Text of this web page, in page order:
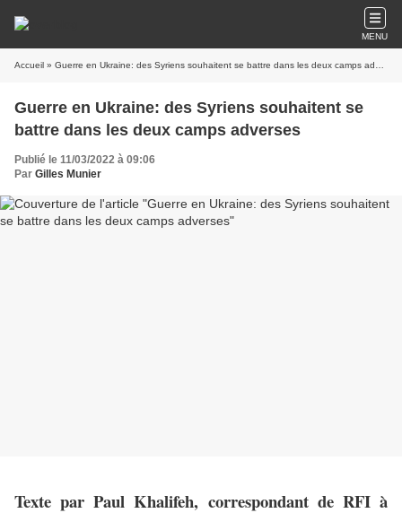
MENU
Accueil » Guerre en Ukraine: des Syriens souhaitent se battre dans les deux camps adverses
Guerre en Ukraine: des Syriens souhaitent se
battre dans les deux camps adverses
Publié le 11/03/2022 à 09:06
Par Gilles Munier
Texte par Paul Khalifeh, correspondant de RFI à